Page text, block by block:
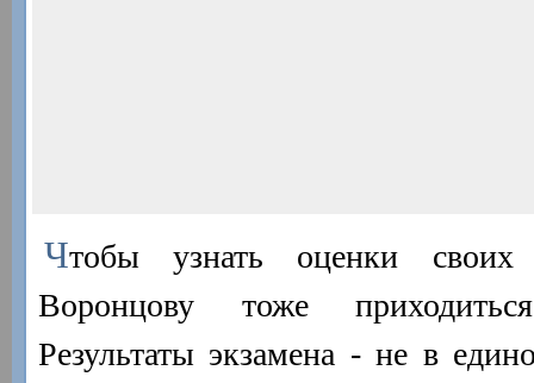
Чтобы узнать оценки своих
Воронцову тоже
Результаты экзамена - не в